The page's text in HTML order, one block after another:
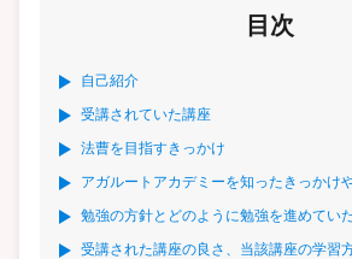
目次
自己紹介
受講されていた講座
法曹を目指すきっかけ
アガルートアカデミーを知ったきっかけ
勉強の方針とどのように勉強を進めてい
受講された講座の良さ、当該講座の学習